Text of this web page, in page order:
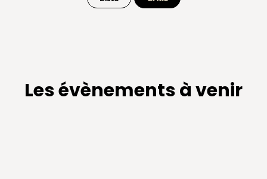
Les évènements à venir